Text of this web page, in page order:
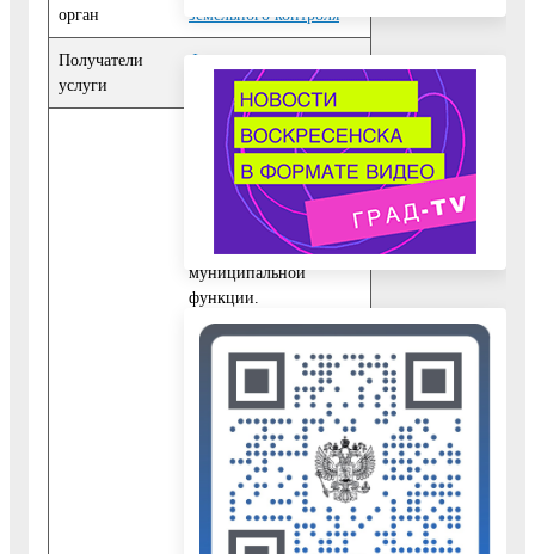
орган
земельного контроля
Получатели
услуги
Физические лица
Юридические лица
Порядок получения
заинтересованными
лицами информации
по вопросам
муниципальной
функции.
1. При ответах на
телефонные звонки и
устные обращения
специалист ОМЗК
подробно и в
вежливой (коррект­ной)
форме информируют
обратившихся по
интересующим их